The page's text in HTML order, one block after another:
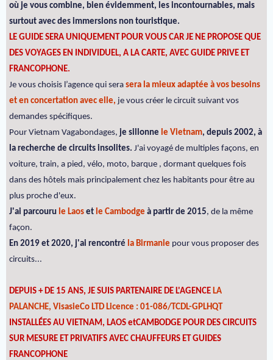
où je vous combine, bien évidemment, les incontournables, mais
surtout avec des immersions non touristique.
LE GUIDE SERA UNIQUEMENT POUR VOUS CAR JE NE PROPOSE QUE
DES VOYAGES EN INDIVIDUEL, A LA CARTE, AVEC GUIDE PRIVE ET
FRANCOPHONE.
Je vous choisis l’agence qui sera sera la mieux adaptée à vos besoins
et en concertation avec elle, je vous créer le circuit suivant vos
demandes spécifiques.
Pour Vietnam Vagabondages, je sillonne le Vietnam, depuis 2002, à
la recherche de circuits insolites. J'ai voyagé de multiples façons, en
voiture, train, a pied, vélo, moto, barque , dormant quelques fois
dans des hôtels mais principalement chez les habitants pour être au
plus proche d'eux.
J'ai parcouru le Laos et le Cambodge à partir de 2015, de la même
façon.
En 2019 et 2020, j'ai rencontré la Birmanie pour vous proposer des
circuits...
DEPUIS + DE 15 ANS, JE SUIS PARTENAIRE DE L'AGENCE LA
PALANCHE, VisasieCo LTD Licence : 01-086/TCDL-GPLHQT
INSTALLÉES AU VIETNAM, LAOS etCAMBODGE POUR DES CIRCUITS
SUR MESURE ET PRIVATIFS AVEC CHAUFFEURS ET GUIDES
FRANCOPHONE